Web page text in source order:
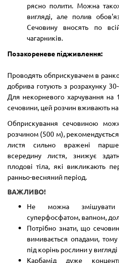
рясно полити. Можна
вигляді, але полив
Сечовину вносять по
чагарників.
Позакореневе підживлення:
Проводять обприскувачем в
добрива готують з розрахунку
Для некорневого харчування
сечовини, цей розчин вживають
Обприскування сечовиною
розчином (500 м),
листя сильно вражені
всередину листя, знижує
плодові тіла, які викликають
ранньо-весняний період.
ВАЖЛИВО!
Не можна
суперфосфатом, вапном,
Потрібно знати, що
вимивається опадами,
під корінь рослини у
Карбамід дуже